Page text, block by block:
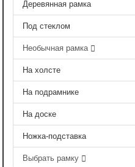
Деревянная рамка
Под стеклом
Необычная рамка
На холсте
На подрамнике
На доске
Ножка-подставка
Выбрать рамку